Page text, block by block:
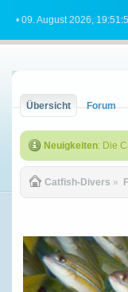
• 09. August 2026,
Übersicht Forum
Neuigkeiten: Die
Catfish-Divers »